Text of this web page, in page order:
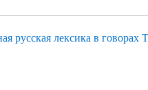
русская лексика в говорах